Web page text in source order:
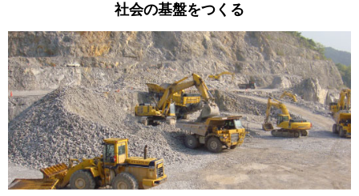
社会の基盤をつくる